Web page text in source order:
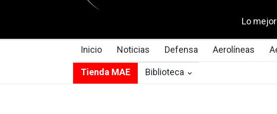
Lo
Inicio Noticias Defensa Aerolíneas
Tienda MAE Biblioteca